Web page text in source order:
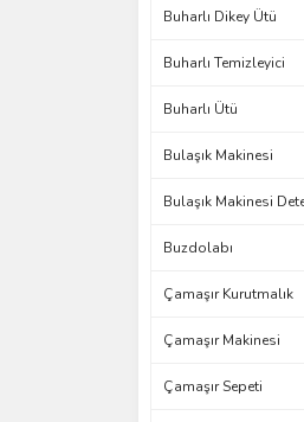
Buharlı Dikey Ütü
Buharlı Temizleyici
Buharlı Ütü
Bulaşık Makinesi
Bulaşık Makinesi
Buzdolabı
Çamaşır Kurutmalık
Çamaşır Makinesi
Çamaşır Sepeti